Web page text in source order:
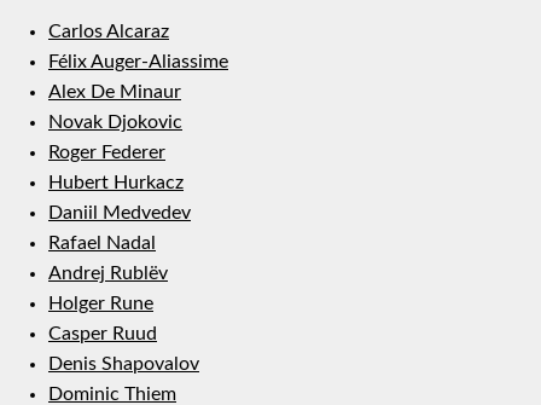
Carlos Alcaraz
Félix Auger-Aliassime
Alex De Minaur
Novak Djokovic
Roger Federer
Hubert Hurkacz
Daniil Medvedev
Rafael Nadal
Andrej Rublëv
Holger Rune
Casper Ruud
Denis Shapovalov
Dominic Thiem